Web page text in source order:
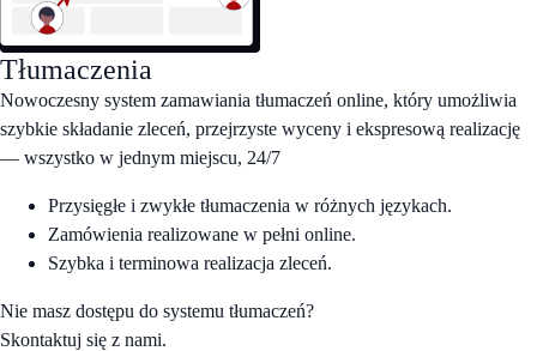
Tłumaczenia
Nowoczesny system zamawiania tłumaczeń online, który umożliwia
szybkie składanie zleceń, przejrzyste wyceny i ekspresową realizację
— wszystko w jednym miejscu, 24/7
Przysięgłe i zwykłe tłumaczenia w różnych językach.
Zamówienia realizowane w pełni online.
Szybka i terminowa realizacja zleceń.
Nie masz dostępu do systemu tłumaczeń?
Skontaktuj się z nami.